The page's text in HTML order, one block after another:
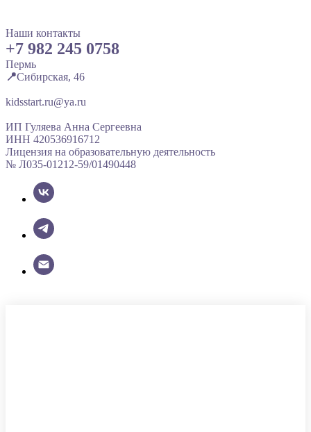
Наши контакты
+7 982 245 0758
Пермь
📍Сибирская, 46
kidsstart.ru@ya.ru
ИП Гуляева Анна Сергеевна
ИНН 420536916712
Лицензия на образовательную деятельность
№ Л035-01212-59/01490448